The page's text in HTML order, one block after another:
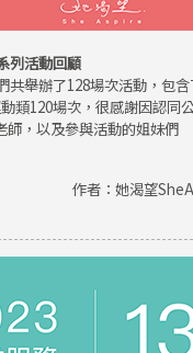
列活動回顧
共舉辦了128場次活動，包含
類120場次，很感謝因認同
師，以及參與活動的姐妹們
作者：她渴望